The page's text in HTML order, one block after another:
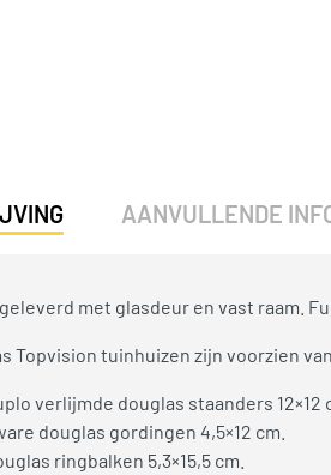
AANVULLENDE
met glasdeur en vast raam.
Topvision tuinhuizen zijn voorzien
verlijmde douglas staanders 12×12
douglas gordingen 4,5×12 cm.
ringbalken 5,3×15,5 cm.